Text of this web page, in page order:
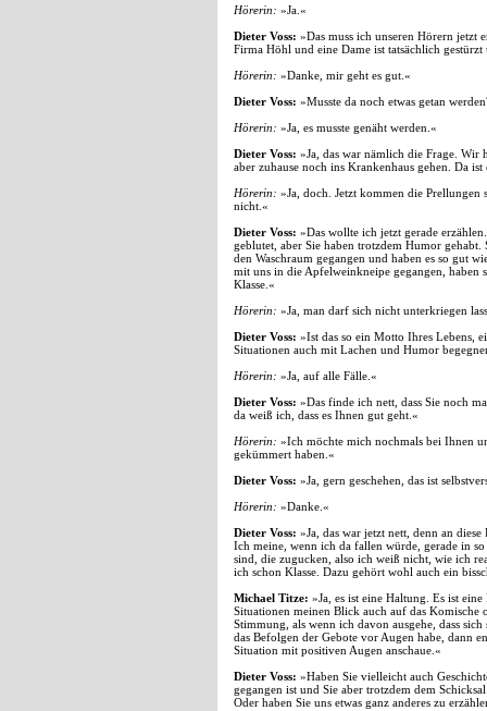
Hörerin: »Ja.«
Dieter Voss: »Das muss ich unseren Hörern jetzt
Firma Höhl und eine Dame ist tatsächlich
Hörerin: »Danke, mir geht es gut.«
Dieter Voss: »Musste da noch etwas getan
Hörerin: »Ja, es musste genäht werden.«
Dieter Voss: »Ja, das war nämlich die Frage. Wir
aber zuhause noch ins Krankenhaus gehen. Da
Hörerin: »Ja, doch. Jetzt kommen die Prellungen
nicht.«
Dieter Voss: »Das wollte ich jetzt gerade
geblutet, aber Sie haben trotzdem Humor
den Waschraum gegangen und haben es so gut
mit uns in die Apfelweinkneipe gegangen, haben
Klasse.«
Hörerin: »Ja, man darf sich nicht unterkriegen
Dieter Voss: »Ist das so ein Motto Ihres Lebens,
Situationen auch mit Lachen und Humor
Hörerin: »Ja, auf alle Fälle.«
Dieter Voss: »Das finde ich nett, dass Sie noch
da weiß ich, dass es Ihnen gut geht.«
Hörerin: »Ich möchte mich nochmals bei Ihnen
gekümmert haben.«
Dieter Voss: »Ja, gern geschehen, das ist
Hörerin: »Danke.«
Dieter Voss: »Ja, das war jetzt nett, denn an
Ich meine, wenn ich da fallen würde, gerade in
sind, die zugucken, also ich weiß nicht, wie ich
ich schon Klasse. Dazu gehört wohl auch ein
Michael Titze: »Ja, es ist eine Haltung. Es ist
Situationen meinen Blick auch auf das Komische
Stimmung, als wenn ich davon ausgehe, dass
das Befolgen der Gebote vor Augen habe, dann
Situation mit positiven Augen anschaue.«
Dieter Voss: »Haben Sie vielleicht auch
gegangen ist und Sie aber trotzdem dem
Oder haben Sie uns etwas ganz anderes zu